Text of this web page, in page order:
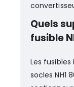
Quels
fusible
Les fusibles
socles NH1